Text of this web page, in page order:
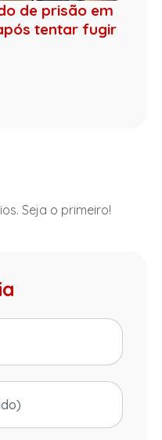
de prisão em
tentar fugir
Seja o primeiro!